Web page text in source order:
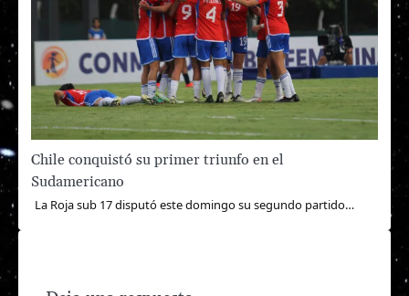
Chile conquistó su primer triunfo en el
Sudamericano
La Roja sub 17 disputó este domingo su segundo partido…